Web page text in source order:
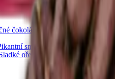
Ostatní másla a pasty
čokoládě Ořechy v bílé čokoládě
směsi Ostatní směsi
ořechy